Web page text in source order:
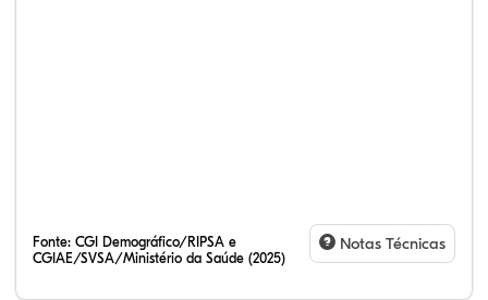
Fonte: CGI Demográfico/RIPSA e
CGIAE/SVSA/Ministério da Saúde (2025)
Notas Técnicas